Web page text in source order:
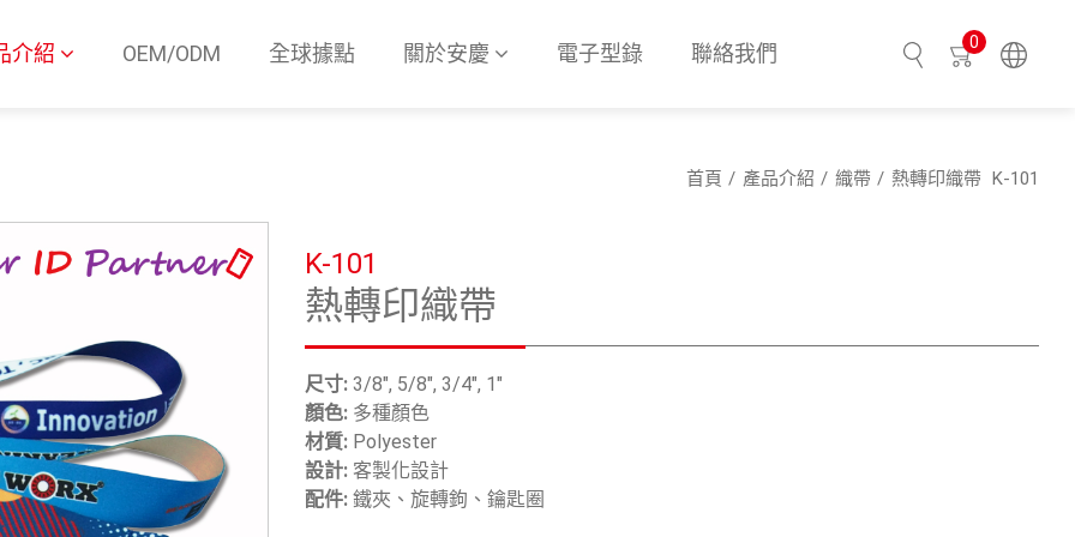
介紹 OEM/ODM 全球據點 關於安慶 電子型錄 聯絡我們 0
首頁 產品介紹 織帶 熱轉印織帶 K-101
K-101
熱轉印織帶
尺寸: 3/8", 5/8", 3/4", 1"
顏色: 多種顏色
材質: Polyester
設計: 客製化設計
配件: 鐵夾、旋轉鉤、鑰匙圈
搜尋